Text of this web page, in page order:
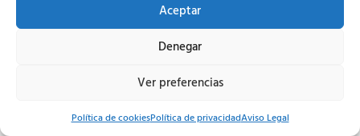
Aceptar
Denegar
Ver preferencias
Política de cookiesPolítica de privacidadAviso Legal
Aviso LegalPolítica de PrivacidadPolítica de Cookies